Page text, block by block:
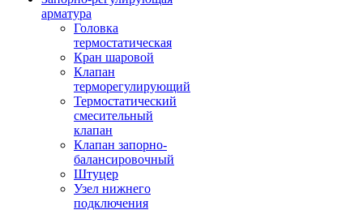
арматура
Головка
термостатическая
Кран шаровой
Клапан
терморегулирующий
Термостатический
смесительный
клапан
Клапан запорно-
балансировочный
Штуцер
Узел нижнего
подключения